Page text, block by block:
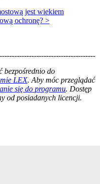
jest wiekiem
ochronę? >
bezpośrednio do
LEX. Aby móc przeglądać
się do programu. Dostęp
od posiadanych licencji.